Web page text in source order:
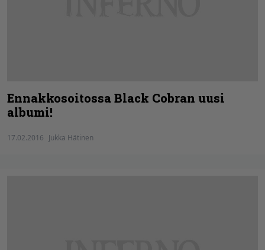
Ennakkosoitossa Black Cobran uusi
albumi!
17.02.2016 Jukka Hätinen